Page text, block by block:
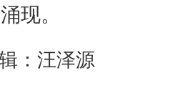
现。
：汪泽源